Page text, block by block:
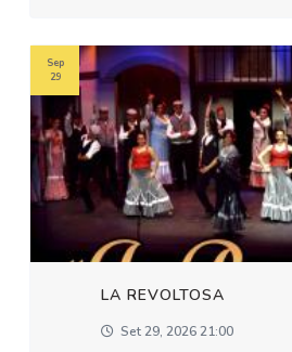
LA REVOLTOSA
Set 29, 2026 21:00
Sep
29